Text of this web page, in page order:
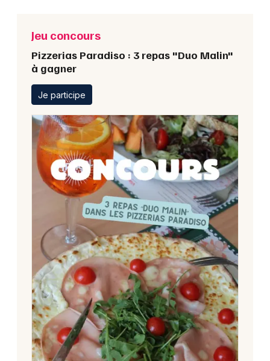
Jeu concours
Pizzerias Paradiso : 3 repas "Duo Malin"
à gagner
Je participe